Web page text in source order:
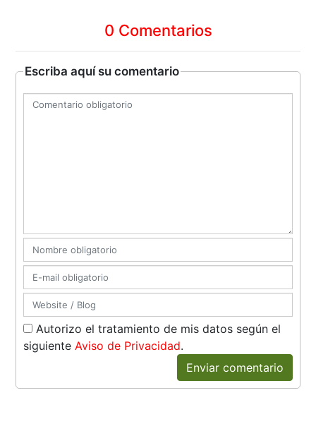
0 Comentarios
Escriba aquí su comentario
Autorizo el tratamiento de mis datos según el
siguienteAviso de Privacidad.
Enviar comentario